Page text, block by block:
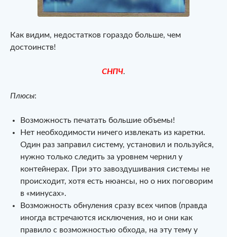
Как видим, недостатков гораздо больше, чем
достоинств!
СНПЧ.
Плюсы:
Возможность печатать большие объемы!
Нет необходимости ничего извлекать из каретки.
Один раз заправил систему, установил и пользуйся,
нужно только следить за уровнем чернил у
контейнерах. При это завоздушивания системы не
происходит, хотя есть нюансы, но о них поговорим
в «минусах».
Возможность обнуления сразу всех чипов (правда
иногда встречаются исключения, но и они как
правило с возможностью обхода, на эту тему у